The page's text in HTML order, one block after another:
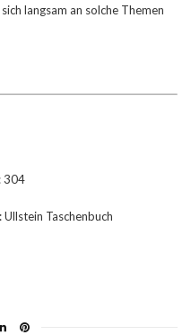
langsam an solche Themen
304
Ullstein Taschenbuch